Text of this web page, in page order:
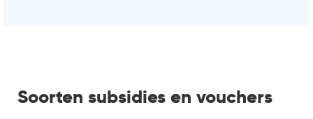
Soorten subsidies en vouchers